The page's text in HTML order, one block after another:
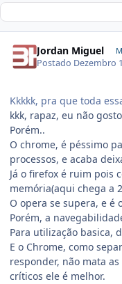
Jordan Miguel
Postado Dezembro
Kkkkk, pra que toda
kkk, rapaz, eu não
Porém..
O chrome, é péssimo
processos, e acaba
Já o firefox é ruim pois
memória(aqui chega a
O opera se supera, e é
Porém, a
Para utilização basica,
E o Chrome, como
responder, não mata
críticos ele é melhor.